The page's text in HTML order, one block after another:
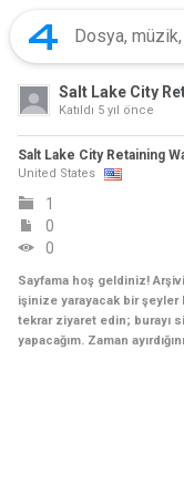
Salt Lake City
Katıldı 5 yıl önce
Salt Lake City Retaining
United States
1
0
0
Sayfama hoş geldiniz!
işinize yarayacak bir
tekrar ziyaret edin; burayı
yapacağım. Zaman